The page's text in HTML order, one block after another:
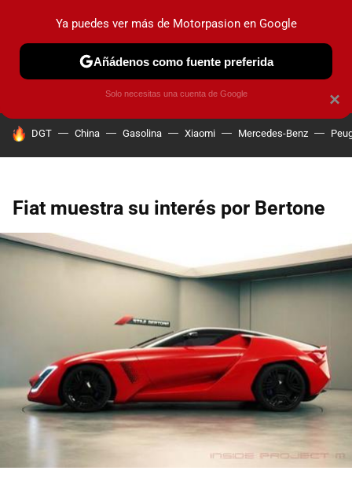
PRUEBAS COCHES ELÉCTRICOS OBSERVATORIO
HOY SE HABLA DE
DGT China Gasolina Xiaomi Mercedes-Benz
Fiat muestra su interés por Bertone
×
Ya puedes ver más de Motorpasion en Google
Añádenos como fuente preferida
Solo necesitas una cuenta de Google